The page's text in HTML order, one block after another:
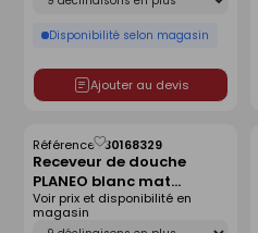
Disponibilité selon magasin
Ajouter au devis
Receveur de douche
PLANEO blanc mat
antidérapant - 90 x 90
cm
Référence :30168329
Déclinaison
Voir prix et disponibilité en
magasin
Enregistrer
comme
liste